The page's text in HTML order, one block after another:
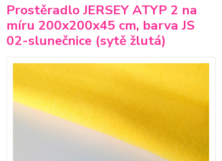
Prostěradlo JERSEY ATYP 2 na
míru 200x200x45 cm, barva JS
02-slunečnice (sytě žlutá)